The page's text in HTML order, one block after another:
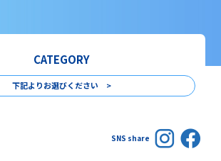
CATEGORY
下記よりお選びください >
SNS share